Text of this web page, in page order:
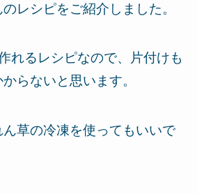
レシピをご紹介しました。
れるレシピなので、片付けも
らないと思います。
草の冷凍を使ってもいいで